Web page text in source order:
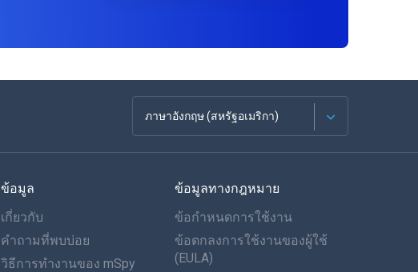
ภาษาอังกฤษ (สหรัฐอเมริกา)
ภาษาฝรั่งเศส
Español
ภาษาเยอรมัน
ข้อมูล
เกี่ยวกับ
คำถามที่พบบ่อย
วิธีการทำงานของ mSpy
ข้อมูลทางกฎหมาย
ข้อกำหนดการใช้งาน
ข้อตกลงการใช้งานของผู้ใช้
(EULA)